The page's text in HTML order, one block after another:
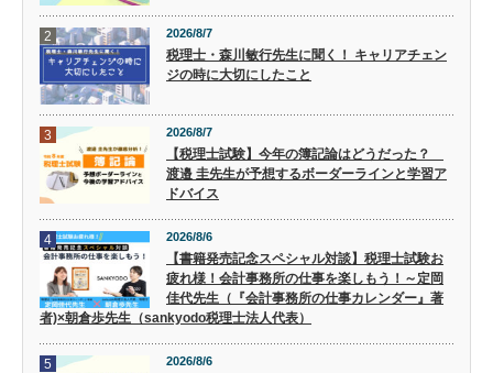
2 2026/8/7
税理士・森川敏行先生に聞く！ キャリアチェン
ジの時に大切にしたこと
3 2026/8/7
【税理士試験】今年の簿記論はどうだった？
渡邉 圭先生が予想するボーダーラインと学習ア
ドバイス
4 2026/8/6
【書籍発売記念スペシャル対談】税理士試験お
疲れ様！会計事務所の仕事を楽しもう！～定岡
佳代先生（『会計事務所の仕事カレンダー』著
者)×朝倉歩先生（sankyodo税理士法人代表）
5 2026/8/6